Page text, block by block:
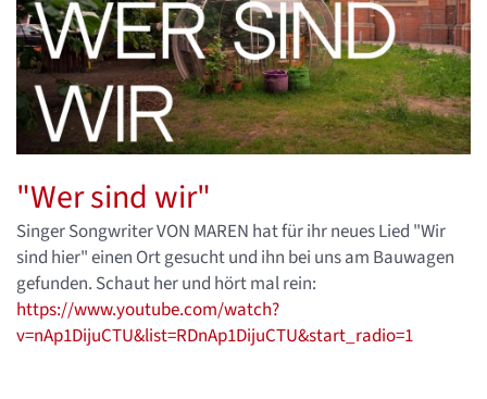
"Wer sind wir"
Singer Songwriter VON MAREN hat für ihr neues Lied "Wir
sind hier" einen Ort gesucht und ihn bei uns am Bauwagen
gefunden. Schaut her und hört mal rein:
https://www.youtube.com/watch?
v=nAp1DijuCTU&list=RDnAp1DijuCTU&start_radio=1